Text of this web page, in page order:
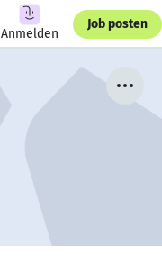
Anmelden
Job posten